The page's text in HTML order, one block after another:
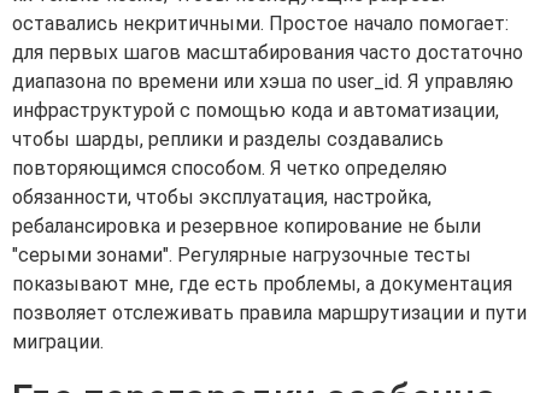
оставались некритичными. Простое начало помогает:
для первых шагов масштабирования часто достаточно
диапазона по времени или хэша по user_id. Я управляю
инфраструктурой с помощью кода и автоматизации,
чтобы шарды, реплики и разделы создавались
повторяющимся способом. Я четко определяю
обязанности, чтобы эксплуатация, настройка,
ребалансировка и резервное копирование не были
"серыми зонами". Регулярные нагрузочные тесты
показывают мне, где есть проблемы, а документация
позволяет отслеживать правила маршрутизации и пути
миграции.